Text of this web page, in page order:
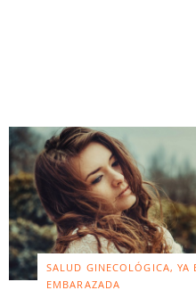
SALUD GINECOLÓGICA, YA
EMBARAZADA